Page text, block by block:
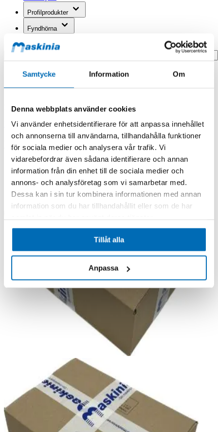
Samtycke Information Om
Denna webbplats använder cookies
Vi använder enhetsidentifierare för att anpassa innehållet
och annonserna till användarna, tillhandahålla funktioner
för sociala medier och analysera vår trafik. Vi
vidarebefordrar även sådana identifierare och annan
information från din enhet till de sociala medier och
annons- och analysföretag som vi samarbetar med.
Dessa kan i sin tur kombinera informationen med annan
information som du har tillhandahållit eller som de har
Tillåt alla
Anpassa
Profilprodukter
Fyndhörna
Search
Bränslefilter,slang ø5Mm (6Mm) (Wk 32)
Produkten finns i följande kategorier:
Webasto
Bränslefilter,slang ø5Mm (6Mm) (Wk 32)